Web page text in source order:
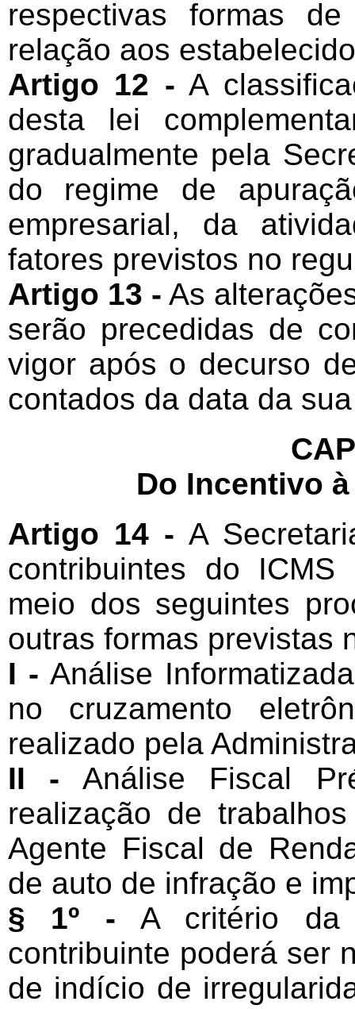
respectivas formas
relação aos
Artigo 12 - A
desta lei
gradualmente pela
do regime de
empresarial, da
fatores previstos no
Artigo 13 - As
serão precedidas de
vigor após o decurso
contados da data da
Do Incentivo
Artigo 14 - A
contribuintes do
meio dos seguintes
outras formas previstas
I - Análise
no cruzamento
realizado pela
II - Análise Fiscal
realização de
Agente Fiscal de
de auto de infração e
§ 1º - A critério da
contribuinte poderá ser
de indício de